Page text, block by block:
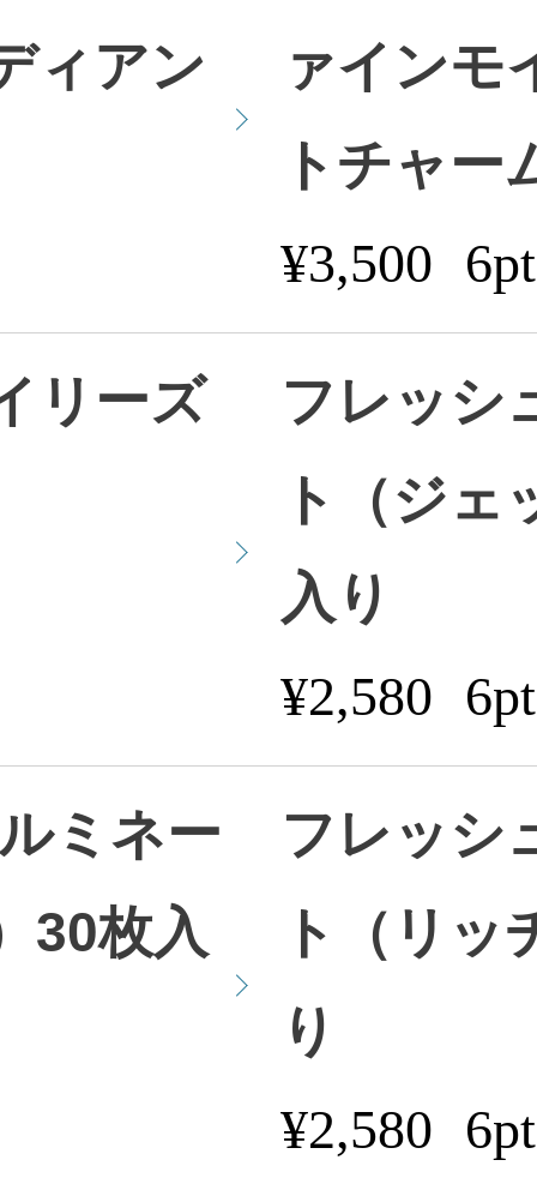
ィアン
ァインモ
トチャー
¥3,500 6pt
リーズ
フレッシ
ト（ジ
入り
¥2,580 6pt
ミネー
30枚入
フレッシ
ト（リ
り
¥2,580 6pt